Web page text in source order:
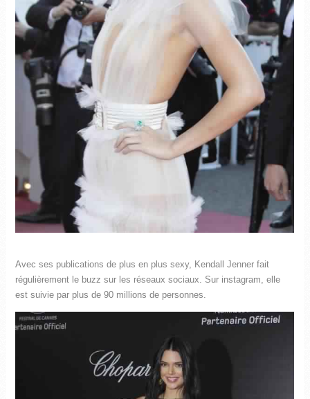
Avec ses publications de plus en plus sexy, Kendall Jenner fait
régulièrement le buzz sur les réseaux sociaux. Sur instagram, elle
est suivie par plus de 90 millions de personnes.